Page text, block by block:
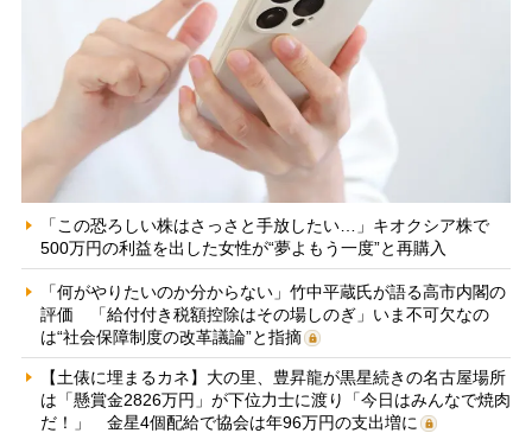
「この恐ろしい株はさっさと手放したい…」キオクシア株で
500万円の利益を出した女性が“夢よもう一度”と再購入
「何がやりたいのか分からない」竹中平蔵氏が語る高市内閣の
評価 「給付付き税額控除はその場しのぎ」いま不可欠なの
は“社会保障制度の改革議論”と指摘
【土俵に埋まるカネ】大の里、豊昇龍が黒星続きの名古屋場所
は「懸賞金2826万円」が下位力士に渡り「今日はみんなで焼肉
だ！」 金星4個配給で協会は年96万円の支出増に